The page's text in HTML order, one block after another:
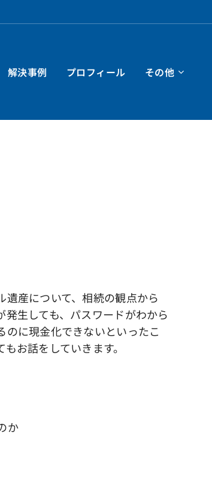
解決事例 プロフィール その他
産について、相続の観点から
生しても、パスワードがわから
のに現金化できないといったこ
お話をしていきます。
か